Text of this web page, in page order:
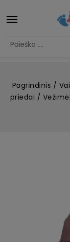

Pagrindinis
priedai